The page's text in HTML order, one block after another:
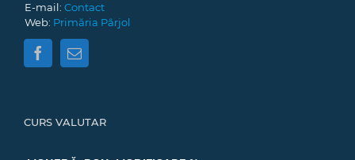
E-mail: Contact
Web: Primăria Pârjol
CURS VALUTAR